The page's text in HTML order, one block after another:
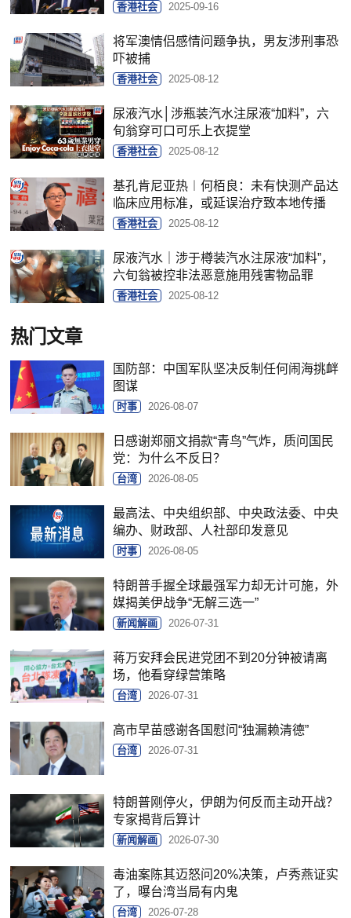
香港社会 2025-09-16
将军澳情侣感情问题争执，男友涉刑事恐
吓被捕
香港社会 2025-08-12
尿液汽水│涉瓶装汽水注尿液“加料”，六
旬翁穿可口可乐上衣提堂
香港社会 2025-08-12
基孔肯尼亚热︱何栢良：未有快测产品达
临床应用标准，或延误治疗致本地传播
香港社会 2025-08-12
尿液汽水｜涉于樽装汽水注尿液“加料”，
六旬翁被控非法恶意施用残害物品罪
香港社会 2025-08-12
热门文章
国防部：中国军队坚决反制任何闹海挑衅
图谋
时事 2026-08-07
日感谢郑丽文捐款“青鸟”气炸，质问国民
党：为什么不反日？
台湾 2026-08-05
最高法、中央组织部、中央政法委、中央
编办、财政部、人社部印发意见
时事 2026-08-05
特朗普手握全球最强军力却无计可施，外
媒揭美伊战争“无解三选一”
新闻解画 2026-07-31
蒋万安拜会民进党团不到20分钟被请离
场，他看穿绿营策略
台湾 2026-07-31
高市早苗感谢各国慰问“独漏赖清德”
台湾 2026-07-31
特朗普刚停火，伊朗为何反而主动开战？
专家揭背后算计
新闻解画 2026-07-30
毒油案陈其迈怒问20%决策，卢秀燕证实
了，曝台湾当局有内鬼
台湾 2026-07-28